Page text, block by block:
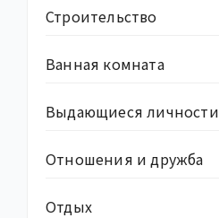
Строительство
Ванная комната
Выдающиеся личности
Отношения и дружба
Отдых